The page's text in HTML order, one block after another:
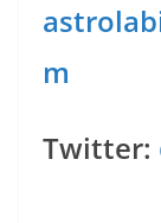
m
Twitter: